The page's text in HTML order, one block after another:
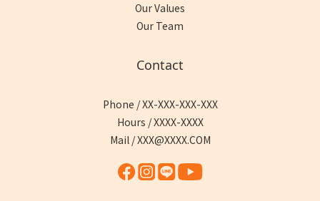
Our Values
Our Team
Contact
Phone / XX-XXX-XXX-XXX
Hours / XXXX-XXXX
Mail / XXX@XXXX.COM